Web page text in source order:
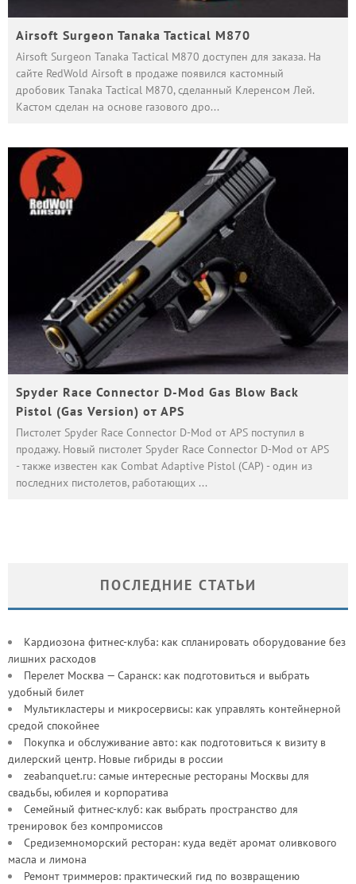
Airsoft Surgeon Tanaka Tactical M870
Airsoft Surgeon Tanaka Tactical M870 доступен для заказа. На
сайте RedWold Airsoft в продаже появился кастомный
дробовик Tanaka Tactical M870, сделанный Клеренсом Лей.
Кастом сделан на основе газового дро...
Spyder Race Connector D-Mod Gas Blow Back
Pistol (Gas Version) от APS
Пистолет Spyder Race Connector D-Mod от APS поступил в
продажу. Новый пистолет Spyder Race Connector D-Mod от APS
- также известен как Combat Adaptive Pistol (CAP) - один из
последних пистолетов, работающих ...
ПОСЛЕДНИЕ СТАТЬИ
Кардиозона фитнес-клуба: как спланировать оборудование без
лишних расходов
Перелет Москва — Саранск: как подготовиться и выбрать
удобный билет
Мультикластеры и микросервисы: как управлять контейнерной
средой спокойнее
Покупка и обслуживание авто: как подготовиться к визиту в
дилерский центр. Новые гибриды в россии
zeabanquet.ru: самые интересные рестораны Москвы для
свадьбы, юбилея и корпоратива
Семейный фитнес-клуб: как выбрать пространство для
тренировок без компромиссов
Средиземноморский ресторан: куда ведёт аромат оливкового
масла и лимона
Ремонт триммеров: практический гид по возвращению